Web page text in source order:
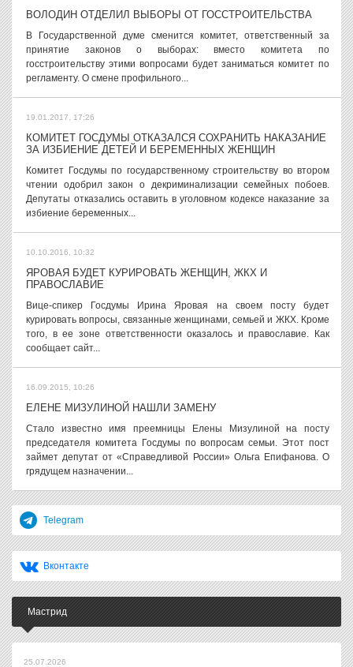
ВОЛОДИН ОТДЕЛИЛ ВЫБОРЫ ОТ ГОССТРОИТЕЛЬСТВА
В Государственной думе сменится комитет, ответственный за
принятие законов о выборах: вместо комитета по
госстроительству этими вопросами будет заниматься комитет по
регламенту. О смене профильного...
19.01.2017, 17:26
КОМИТЕТ ГОСДУМЫ ОТКАЗАЛСЯ СОХРАНИТЬ НАКАЗАНИЕ
ЗА ИЗБИЕНИЕ ДЕТЕЙ И БЕРЕМЕННЫХ ЖЕНЩИН
Комитет Госдумы по государственному строительству во втором
чтении одобрил закон о декриминализации семейных побоев.
Депутаты отказались оставить в уголовном кодексе наказание за
избиение беременных...
10.10.2016, 10:32
ЯРОВАЯ БУДЕТ КУРИРОВАТЬ ЖЕНЩИН, ЖКХ И
ПРАВОСЛАВИЕ
Вице-спикер Госдумы Ирина Яровая на своем посту будет
курировать вопросы, связанные женщинами, семьей и ЖКХ. Кроме
того, в ее зоне ответственности оказалось и православие. Как
сообщает сайт...
16.09.2015, 10:26
ЕЛЕНЕ МИЗУЛИНОЙ НАШЛИ ЗАМЕНУ
Стало известно имя преемницы Елены Мизулиной на посту
председателя комитета Госдумы по вопросам семьи. Этот пост
займет депутат от «Справедливой России» Ольга Епифанова. О
грядущем назначении...
Telegram
Вконтакте
Мастрид
25.07.2026